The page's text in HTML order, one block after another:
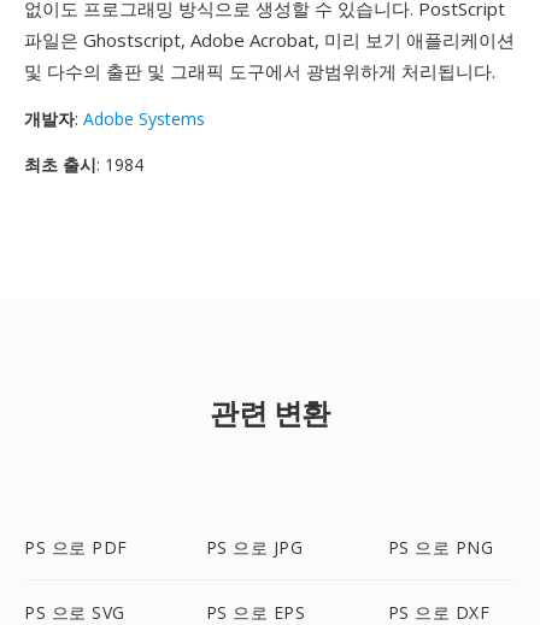
없이도 프로그래밍 방식으로 생성할 수 있습니다. PostScript
파일은 Ghostscript, Adobe Acrobat, 미리 보기 애플리케이션
및 다수의 출판 및 그래픽 도구에서 광범위하게 처리됩니다.
개발자: Adobe Systems
최초 출시: 1984
관련 변환
PS 으로 PDF PS 으로 JPG PS 으로 PNG
PS 으로 SVG PS 으로 EPS PS 으로 DXF